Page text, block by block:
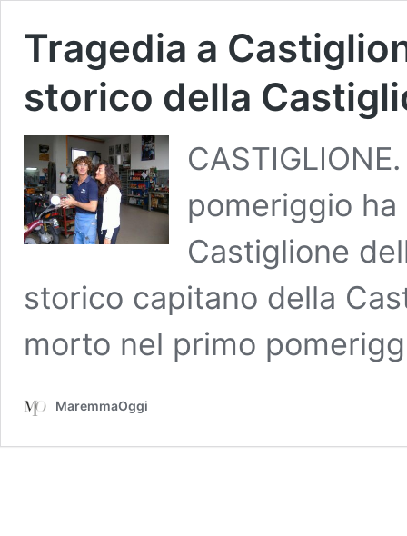
Tragedia a
storico della
pomeriggio
Castiglione
storico capitano della
morto nel primo
MaremmaOggi